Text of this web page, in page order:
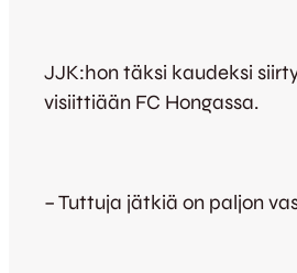
JJK:hon täksi kaudeksi
visiittiään FC Hongassa.
– Tuttuja jätkiä on paljon